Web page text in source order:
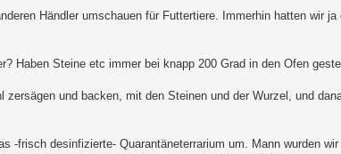
Händler umschauen für Futtertiere. Immerhin hatten wir
Haben Steine etc immer bei knapp 200 Grad in den Ofen
zersägen und backen, mit den Steinen und der Wurzel, und
-frisch desinfizierte- Quarantäneterrarium um. Mann wurden